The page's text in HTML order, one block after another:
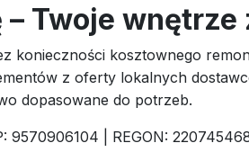
Twoje
konieczności kosztownego
z oferty lokalnych
dopasowane do potrzeb.
9570906104 | REGON: